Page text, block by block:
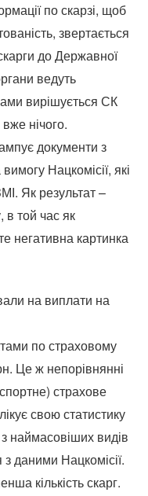
по скарзі, щоб
звертається
до Державної
ведуть
вирішується СК
нічого.
документи з
Нацкомісії, які
Як результат –
в той час як
негативна картинка
на виплати на
по страховому
Це ж непорівнянні
страхове
свою статистику
наймасовіших видів
з даними Нацкомісії.
кількість скарг.